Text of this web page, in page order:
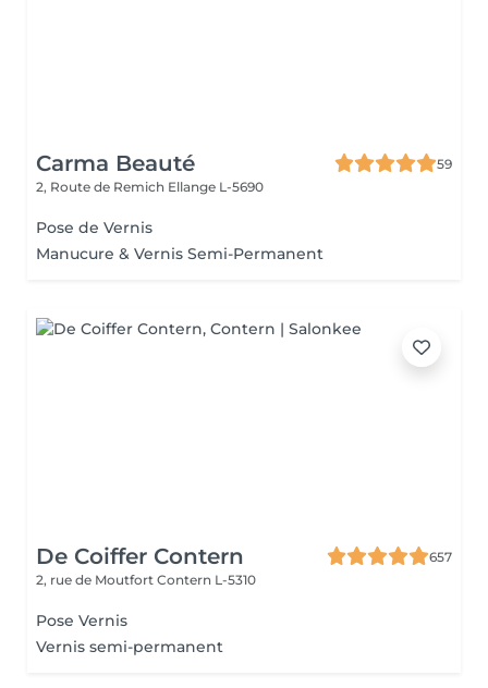
Carma Beauté
59
2, Route de Remich Ellange L-5690
Pose de Vernis
Manucure & Vernis Semi-Permanent
De Coiffer Contern
657
2, rue de Moutfort Contern L-5310
Pose Vernis
Vernis semi-permanent